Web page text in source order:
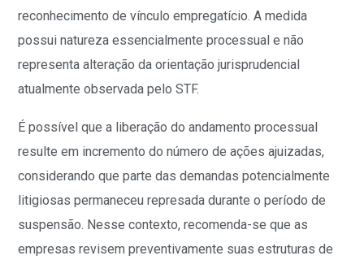
reconhecimento de vínculo empregatício. A medida
possui natureza essencialmente processual e não
representa alteração da orientação jurisprudencial
atualmente observada pelo STF.
É possível que a liberação do andamento processual
resulte em incremento do número de ações ajuizadas,
considerando que parte das demandas potencialmente
litigiosas permaneceu represada durante o período de
suspensão. Nesse contexto, recomenda-se que as
empresas revisem preventivamente suas estruturas de